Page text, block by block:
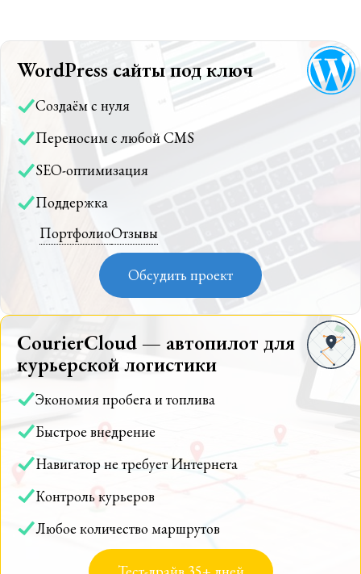
WordPress сайты под ключ
Создаём с нуля
Переносим с любой CMS
SEO-оптимизация
Поддержка
ПортфолиоОтзывы
Обсудить проект
CourierCloud — автопилот для
курьерской логистики
Экономия пробега и топлива
Быстрое внедрение
Навигатор не требует Интернета
Контроль курьеров
Любое количество маршрутов